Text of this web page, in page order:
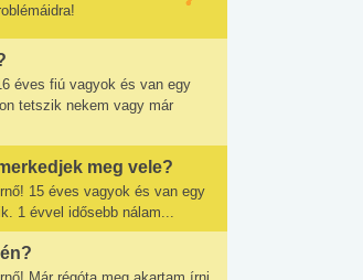
éves fiú vagyok és van egy
tetszik nekem vagy már
meg vele?
15 éves vagyok és van egy
1 évvel idősebb nálam...